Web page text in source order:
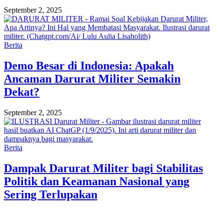
September 2, 2025
Berita
Demo Besar di Indonesia: Apakah
Ancaman Darurat Militer Semakin
Dekat?
September 2, 2025
Berita
Dampak Darurat Militer bagi Stabilitas
Politik dan Keamanan Nasional yang
Sering Terlupakan